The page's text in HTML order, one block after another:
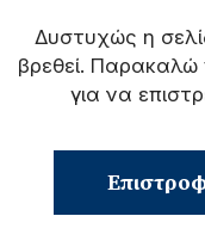
Δυστυχώς η
βρεθεί.
για να